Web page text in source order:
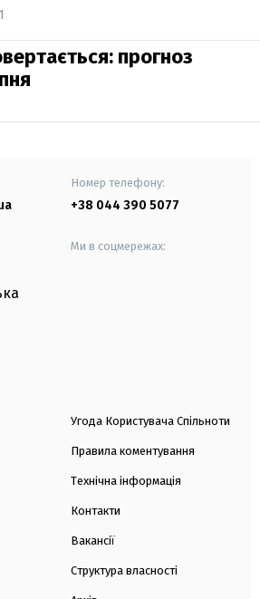
прогноз
Номер телефону:
+38 044 390 5077
Ми в соцмережах:
Угода Користувача Спільноти
Правила коментування
Технічна інформація
Контакти
Вакансії
Структура власності